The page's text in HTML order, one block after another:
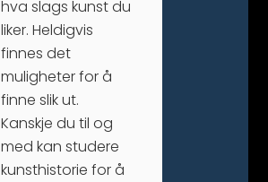
hva slags kunst du
liker. Heldigvis
finnes det
muligheter for å
finne slik ut.
Kanskje du til og
med kan studere
kunsthistorie for å